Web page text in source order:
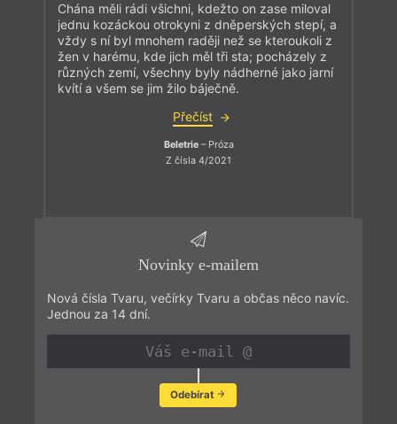
Chána měli rádi všichni, kdežto on zase miloval
jednu kozáckou otrokyni z dněperských stepí, a
vždy s ní byl mnohem raději než se kteroukoli z
žen v harému, kde jich měl tři sta; pocházely z
různých zemí, všechny byly nádherné jako jarní
kvítí a všem se jim žilo báječně.
Přečíst
Beletrie– Próza
Z čísla 4/2021
Novinky e-mailem
Nová čísla Tvaru, večírky Tvaru a občas něco navíc.
Jednou za 14 dní.
Odebírat